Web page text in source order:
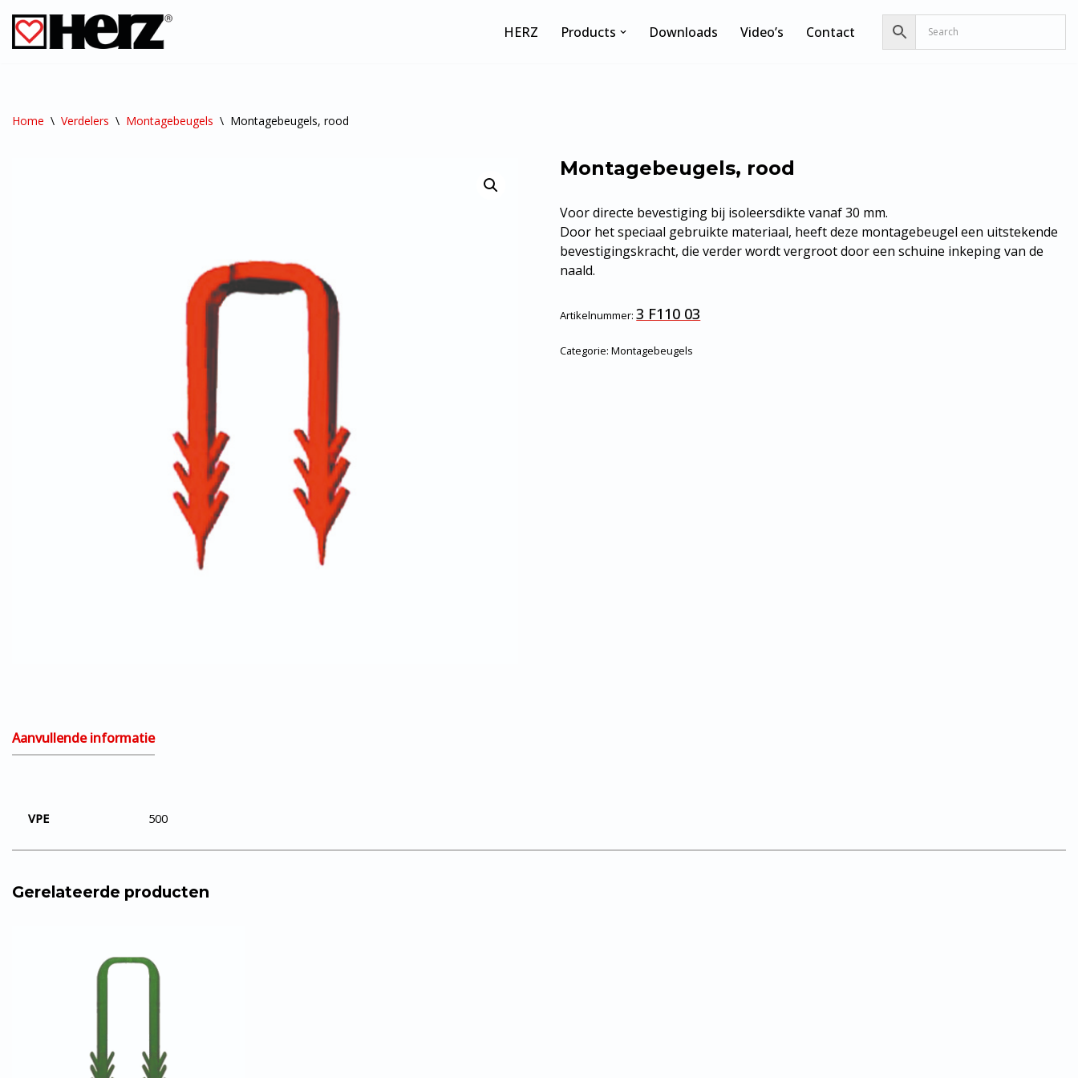
Ga
HERZ Products Downloads Video’s Contact
Home \ Verdelers \ Montagebeugels \ Montagebeugels, rood
Montagebeugels, rood
Voor directe bevestiging bij isoleersdikte vanaf 30 mm.
Door het speciaal gebruikte materiaal, heeft deze montagebeugel een uitstekende
bevestigingskracht, die verder wordt vergroot door een schuine inkeping van de
naald.
Artikelnummer:3 F110 03
Categorie:Montagebeugels
Aanvullende informatie
VPE 500
Gerelateerde producten